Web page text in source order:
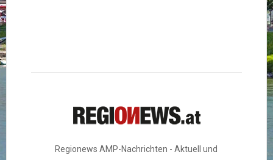
Regionews AMP-Nachrichten - Aktuell und